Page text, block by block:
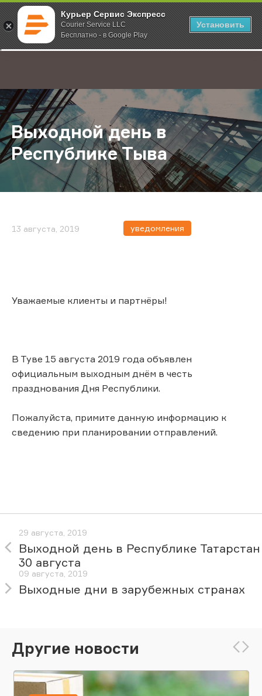
Курьер Сервис Экспресс
Courier Service LLC
Бесплатно - в Google Play
Установить
;
Главная О компании Новости Выходной день в Республике
Выходной день в
Республике Тыва
13 августа, 2019 уведомления
Уважаемые клиенты и партнёры!
В Туве 15 августа 2019 года объявлен
официальным выходным днём в честь
празднования Дня Республики.
Пожалуйста, примите данную информацию к
сведению при планировании отправлений.
29 августа, 2019
Выходной день в Республике Татарстан
30 августа
09 августа, 2019
Выходные дни в зарубежных странах
Другие новости